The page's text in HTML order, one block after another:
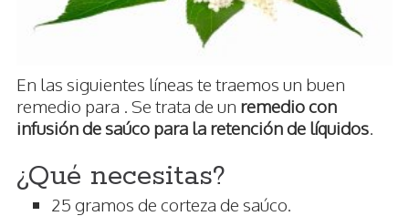
En las siguientes líneas te traemos un buen
remedio para . Se trata de un remedio con
infusión de saúco para la retención de líquidos
¿Qué necesitas?
25 gramos de corteza de saúco.